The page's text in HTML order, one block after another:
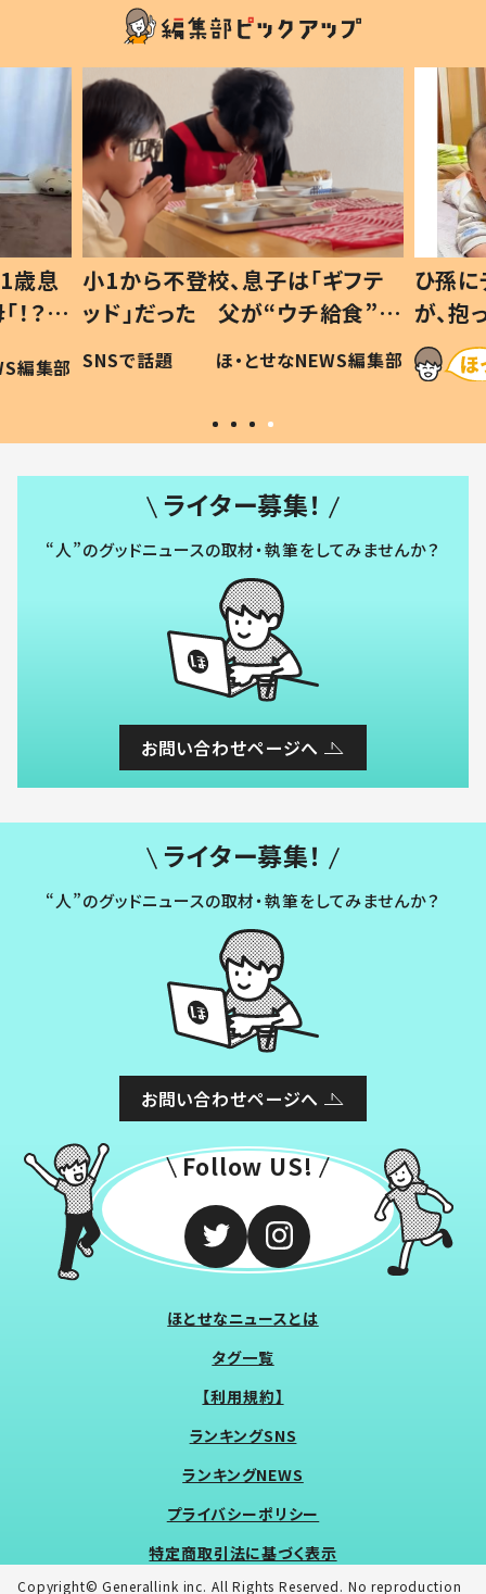
歳息
？」
編集部
小1から不登校、息子は「ギフテ
ッド」だった 父が“ウチ給食”を
作り続ける理由とは #令和の親
#令和の子
SNSで話題 ほ・とせなNEWS編集部
ひ孫
が、
「涙が
い」
ライター募集！
“人”のグッドニュースの取材・執筆をしてみませんか？
お問い合わせページへ
ライター募集！
“人”のグッドニュースの取材・執筆をしてみませんか？
お問い合わせページへ
Follow US!
ほとせなニュースとは
タグ一覧
【利用規約】
ランキングSNS
ランキングNEWS
プライバシーポリシー
特定商取引法に基づく表示
Copyright© Generallink inc. All Rights Reserved. No reproduction